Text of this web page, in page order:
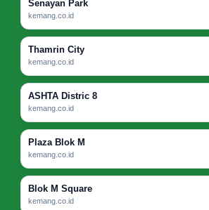
Senayan Park
kemang.co.id
Thamrin City
kemang.co.id
ASHTA Distric 8
kemang.co.id
Plaza Blok M
kemang.co.id
Blok M Square
kemang.co.id